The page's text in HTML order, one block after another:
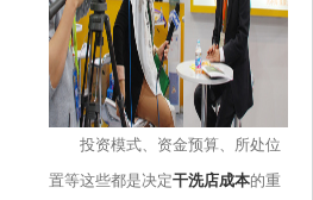
投资模式、资金预算、所处位
置等这些都是决定干洗店成本的重